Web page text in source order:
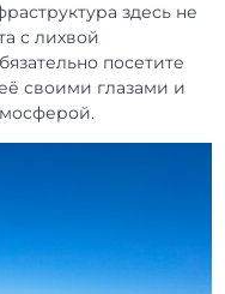
здесь не
с лихвой
посетите
своими глазами и